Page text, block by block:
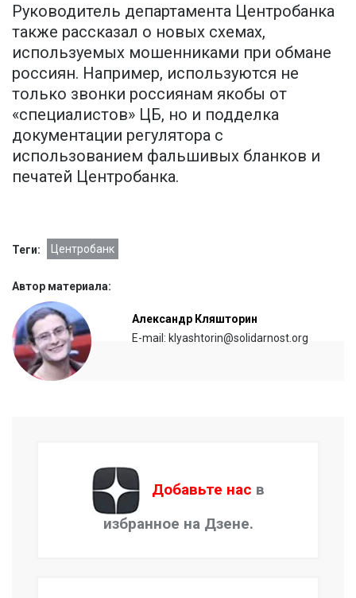
Руководитель департамента Центробанка
также рассказал о новых схемах,
используемых мошенниками при обмане
россиян. Например, используются не
только звонки россиянам якобы от
«специалистов» ЦБ, но и подделка
документации регулятора с
использованием фальшивых бланков и
печатей Центробанка.
Теги: Центробанк
Автор материала:
Александр Кляшторин
E-mail: klyashtorin@solidarnost.org
Добавьте нас в
избранное на Дзене.